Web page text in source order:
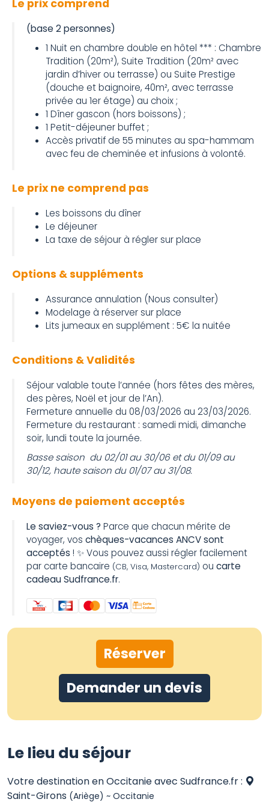
Le prix comprend
(base 2 personnes)
1 Nuit en chambre double en hôtel *** : Chambre
Tradition (20m²), Suite Tradition (20m² avec
jardin d’hiver ou terrasse) ou Suite Prestige
(douche et baignoire, 40m², avec terrasse
privée au 1er étage) au choix ;
1 Dîner gascon (hors boissons) ;
1 Petit-déjeuner buffet ;
Accès privatif de 55 minutes au spa-hammam
avec feu de cheminée et infusions à volonté.
Le prix ne comprend pas
Les boissons du dîner
Le déjeuner
La taxe de séjour à régler sur place
Options & suppléments
Assurance annulation (Nous consulter)
Modelage à réserver sur place
Lits jumeaux en supplément : 5€ la nuitée
Conditions & Validités
Séjour valable toute l’année (hors fêtes des mères,
des pères, Noël et jour de l’An).
Fermeture annuelle du 08/03/2026 au 23/03/2026.
Fermeture du restaurant : samedi midi, dimanche
soir, lundi toute la journée.
Basse saison du 02/01 au 30/06 et du 01/09 au
30/12, haute saison du 01/07 au 31/08.
Moyens de paiement acceptés
Le saviez-vous ? Parce que chacun mérite de
voyager, voschèques-vacances ANCV sont
acceptés ! ✨ Vous pouvez aussi régler facilement
par carte bancaire (CB, Visa, Mastercard) oucarte
cadeau Sudfrance.fr.
Réserver
Demander un devis
Le lieu du séjour
Votre destination en Occitanie avec Sudfrance.fr :
Saint-Girons (Ariège) ~ Occitanie